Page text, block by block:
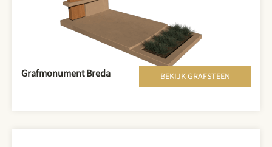
Grafmonument Breda BEKIJK GRAFSTEEN